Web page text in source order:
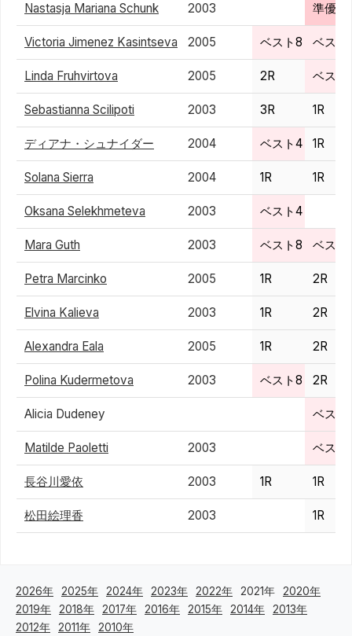
Nastasja Mariana Schunk 2003 準優勝
Victoria Jimenez Kasintseva 2005 ベスト8 ベスト
Linda Fruhvirtova 2005 2R ベスト
Sebastianna Scilipoti 2003 3R 1R
ディアナ・シュナイダー 2004 ベスト4 1R
Solana Sierra 2004 1R 1R
Oksana Selekhmeteva 2003 ベスト4
Mara Guth 2003 ベスト8 ベスト
Petra Marcinko 2005 1R 2R
Elvina Kalieva 2003 1R 2R
Alexandra Eala 2005 1R 2R
Polina Kudermetova 2003 ベスト8 2R
Alicia Dudeney ベスト
Matilde Paoletti 2003 ベスト
長谷川愛依 2003 1R 1R
松田絵理香 2003 1R
2026年 2025年 2024年 2023年 2022年 2021年
2020年
2019年
2018年 2017年 2016年 2015年 2014年
2013年
2012年
2011年 2010年